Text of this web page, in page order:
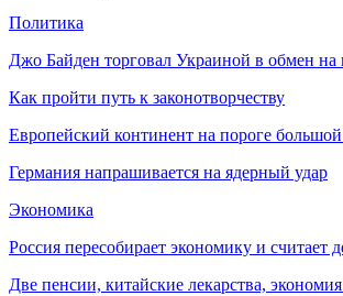
Политика
Джо Байден торговал Украиной в обмен на
Как пройти путь к законотворчеству
Европейский континент на пороге
Германия напрашивается на ядерный удар
Экономика
Россия пересобирает экономику и считает
Две пенсии, китайские лекарства,